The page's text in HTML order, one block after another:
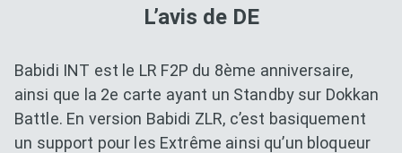
L’avis de DE
Babidi INT est le LR F2P du 8ème anniversaire,
ainsi que la 2e carte ayant un Standby sur Dokkan
Battle. En version Babidi ZLR, c’est basiquement
un support pour les Extrême ainsi qu’un bloqueur